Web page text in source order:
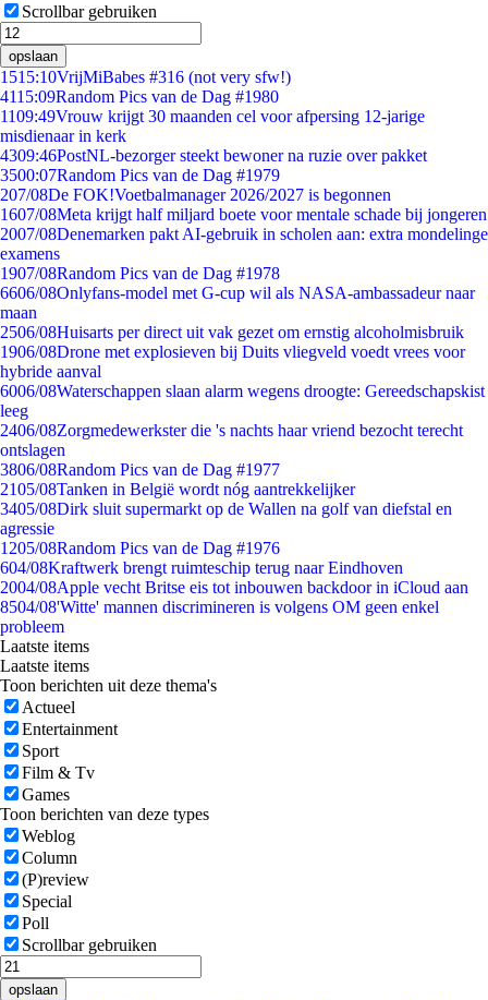
Scrollbar gebruiken
opslaan
1515:10VrijMiBabes #316 (not very sfw!)
4115:09Random Pics van de Dag #1980
1109:49Vrouw krijgt 30 maanden cel voor afpersing 12-jarige
misdienaar in kerk
4309:46PostNL-bezorger steekt bewoner na ruzie over pakket
3500:07Random Pics van de Dag #1979
207/08De FOK!Voetbalmanager 2026/2027 is begonnen
1607/08Meta krijgt half miljard boete voor mentale schade bij jongeren
2007/08Denemarken pakt AI-gebruik in scholen aan: extra mondelinge
examens
1907/08Random Pics van de Dag #1978
6606/08Onlyfans-model met G-cup wil als NASA-ambassadeur naar
maan
2506/08Huisarts per direct uit vak gezet om ernstig alcoholmisbruik
1906/08Drone met explosieven bij Duits vliegveld voedt vrees voor
hybride aanval
6006/08Waterschappen slaan alarm wegens droogte: Gereedschapskist
leeg
2406/08Zorgmedewerkster die 's nachts haar vriend bezocht terecht
ontslagen
3806/08Random Pics van de Dag #1977
2105/08Tanken in België wordt nóg aantrekkelijker
3405/08Dirk sluit supermarkt op de Wallen na golf van diefstal en
agressie
1205/08Random Pics van de Dag #1976
604/08Kraftwerk brengt ruimteschip terug naar Eindhoven
2004/08Apple vecht Britse eis tot inbouwen backdoor in iCloud aan
8504/08'Witte' mannen discrimineren is volgens OM geen enkel
probleem
Laatste items
Laatste items
Toon berichten uit deze thema's
Actueel
Entertainment
Sport
Film & Tv
Games
Toon berichten van deze types
Weblog
Column
(P)review
Special
Poll
Scrollbar gebruiken
opslaan